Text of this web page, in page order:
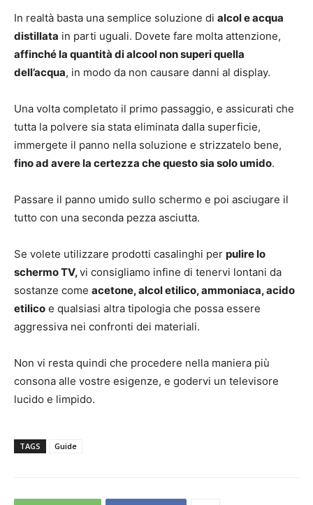
In realtà basta una semplice soluzione di alcol e acqua
distillata in parti uguali. Dovete fare molta attenzione,
affinché la quantità di alcool non superi quella
dell’acqua, in modo da non causare danni al display.
Una volta completato il primo passaggio, e assicurati che
tutta la polvere sia stata eliminata dalla superficie,
immergete il panno nella soluzione e strizzatelo bene,
fino ad avere la certezza che questo sia solo umido.
Passare il panno umido sullo schermo e poi asciugare il
tutto con una seconda pezza asciutta.
Se volete utilizzare prodotti casalinghi per pulire lo
schermo TV,vi consigliamo infine di tenervi lontani da
sostanze come acetone, alcol etilico, ammoniaca, acido
etilico e qualsiasi altra tipologia che possa essere
aggressiva nei confronti dei materiali.
Non vi resta quindi che procedere nella maniera più
consona alle vostre esigenze, e godervi un televisore
lucido e limpido.
TAGS Guide